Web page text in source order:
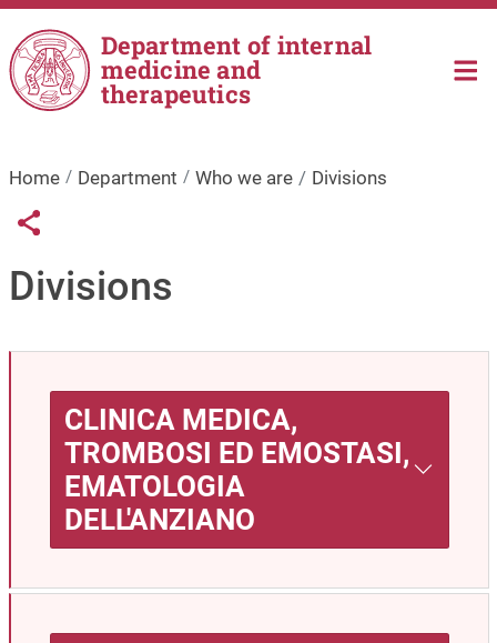
Skip to main content
Department of internal
medicine and
therapeutics
Home Department Who we are Divisions
Links condivisione social
Share button
Divisions
CLINICA MEDICA,
TROMBOSI ED EMOSTASI,
EMATOLOGIA
DELL'ANZIANO